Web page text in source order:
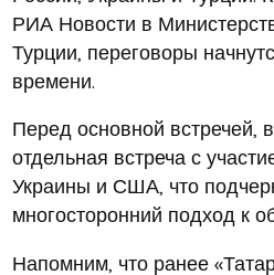
РИА Новости в
Турции, переговоры
времени.
Перед основной встречей,
отдельная встреча с
Украины и США, что
многосторонний подход к
Напомним, что ранее